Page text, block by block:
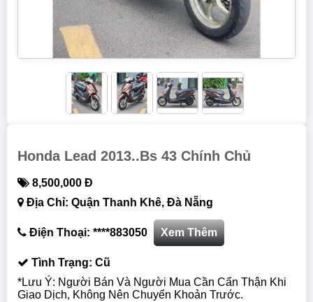
Honda Lead 2013..bs 43 Chính Chủ
8,500,000 Đ
Địa Chỉ: Quận Thanh Khê, Đà Nẵng
Điện Thoại: ****883050 Xem Thêm
Tình Trạng: Cũ
*Lưu Ý: Người Bán Và Người Mua Cần Cẩn Thận Khi
Giao Dịch, Không Nên Chuyển Khoản Trước.